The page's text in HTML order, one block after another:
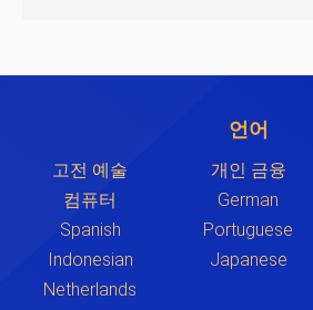
언어
고전 예술 개인 금융
컴퓨터
German
Spanish
Portuguese
Indonesian
Japanese
Netherlands